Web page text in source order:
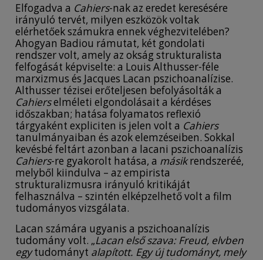
Elfogadva a Cahiers-nak az eredet keresésére
irányuló tervét, milyen eszközök voltak
elérhetőek számukra ennek véghezvitelében?
Ahogyan Badiou rámutat, két gondolati
rendszer volt, amely az okság strukturalista
felfogását képviselte: a Louis Althusser-féle
marxizmus és Jacques Lacan pszichoanalízise.
Althusser tézisei erőteljesen befolyásolták a
Cahierselméleti elgondolásait a kérdéses
időszakban; hatása folyamatos reflexió
tárgyaként expliciten is jelen volt a Cahiers
tanulmányaiban és azok elemzéseiben. Sokkal
kevésbé feltárt azonban a lacani pszichoanalízis
Cahiers-re gyakorolt hatása, a másikrendszeréé,
melyből kiindulva – az empirista
strukturalizmusra irányuló kritikáját
felhasználva – szintén elképzelhető volt a film
tudományos vizsgálata.
Lacan számára ugyanis a pszichoanalízis
tudomány volt. „Lacan első szava: Freud, elvben
egytudományt alapított. Egy új tudományt, mely